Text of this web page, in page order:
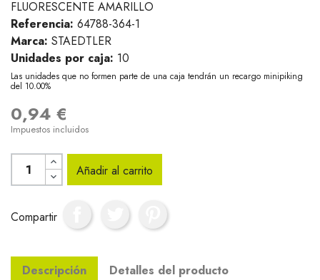
FLUORESCENTE AMARILLO
Referencia: 64788-364-1
Marca: STAEDTLER
Unidades por caja: 10
Las unidades que no formen parte de una caja tendrán un recargo minipiking
del 10.00%
0,94 €
Impuestos incluidos
Añadir al carrito
Compartir
Descripción Detalles del producto